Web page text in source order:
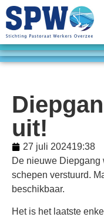
uit!
27 juli 202419:38
De nieuwe Diepgang
schepen verstuurd.
beschikbaar.
Het is het laatste